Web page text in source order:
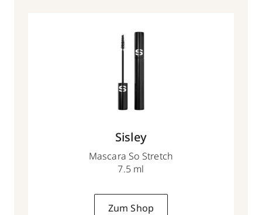
Sisley
Mascara So Stretch
7.5 ml
Zum Shop